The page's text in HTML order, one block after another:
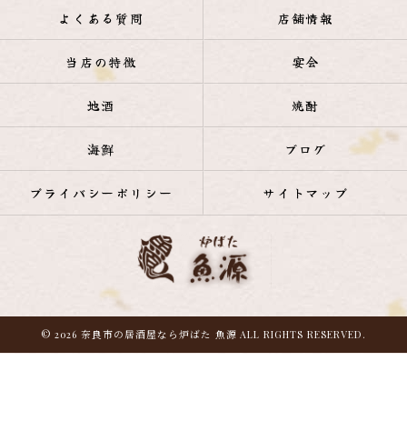
よくある質問 店舗情報
当店の特徴 宴会
地酒 焼酎
海鮮 ブログ
プライバシーポリシー サイトマップ
© 2026 奈良市の居酒屋なら炉ばた 魚源 ALL RIGHTS RESERVED.